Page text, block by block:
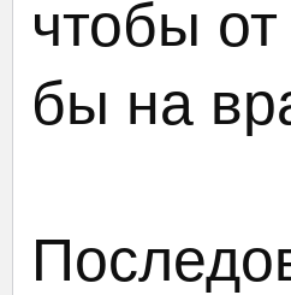
чтобы
бы на